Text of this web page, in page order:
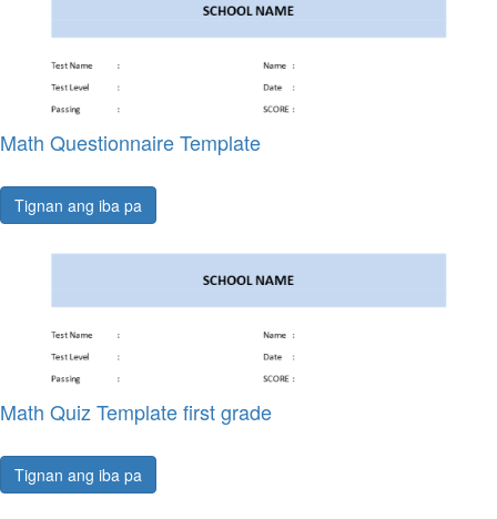
Math Questionnaire Template
Tignan ang iba pa
Math Quiz Template first grade
Tignan ang iba pa